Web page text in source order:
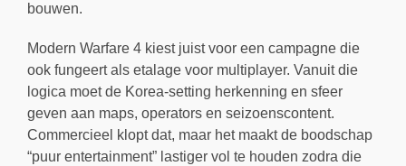
bouwen.
Modern Warfare 4 kiest juist voor een campagne die
ook fungeert als etalage voor multiplayer. Vanuit die
logica moet de Korea-setting herkenning en sfeer
geven aan maps, operators en seizoenscontent.
Commercieel klopt dat, maar het maakt de boodschap
“puur entertainment” lastiger vol te houden zodra die